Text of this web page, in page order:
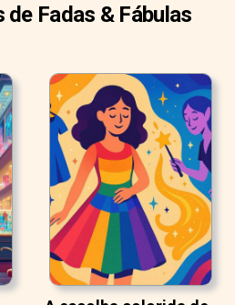
Fadas & Fábulas